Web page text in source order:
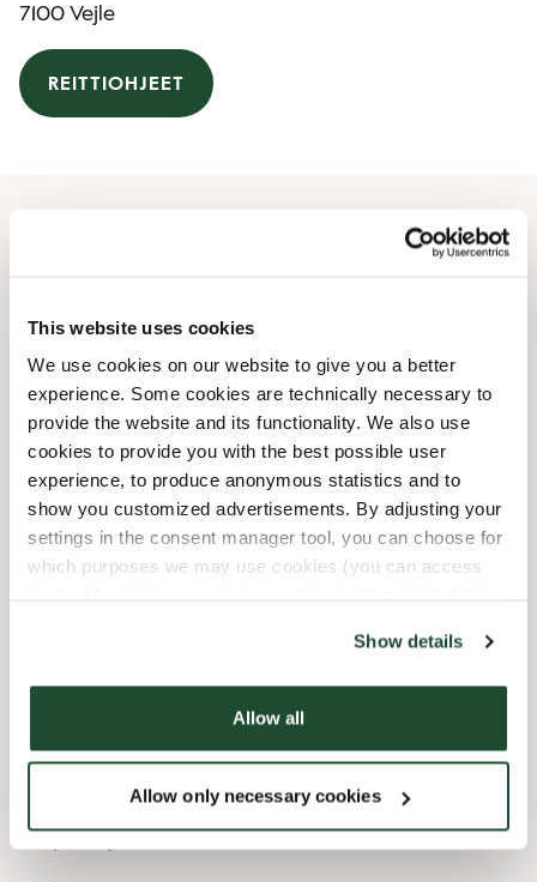
This website uses cookies
We use cookies on our website to give you a better
experience. Some cookies are technically necessary to
provide the website and its functionality. We also use
cookies to provide you with the best possible user
experience, to produce anonymous statistics and to
show you customized advertisements. By adjusting your
settings in the consent manager tool, you can choose for
which purposes we may use cookies (you can access
Show details
Allow all
Allow only necessary cookies
7100 Vejle
REITTIOHJEET
Keskiviikko
08:00 AM-06:00 PM
Torstai
08:00 AM-06:00 PM
Perjantai
08:00 AM-06:00 PM
Lauantai
08:30 AM-05:30 PM
Sunnuntai
09:00 AM-05:30 PM
Juhlapyhät
Suljettu
Kahvilan tilat
Näyttää siltä, ​​​​että tässä kahvilassa ei ole